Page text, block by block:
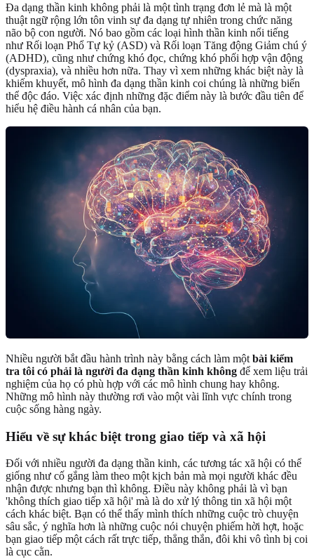
Đa dạng thần kinh không phải là một tình trạng đơn lẻ mà là một
thuật ngữ rộng lớn tôn vinh sự đa dạng tự nhiên trong chức năng
não bộ con người. Nó bao gồm các loại hình thần kinh nổi tiếng
như Rối loạn Phổ Tự kỷ (ASD) và Rối loạn Tăng động Giảm chú ý
(ADHD), cũng như chứng khó đọc, chứng khó phối hợp vận động
(dyspraxia), và nhiều hơn nữa. Thay vì xem những khác biệt này là
khiếm khuyết, mô hình đa dạng thần kinh coi chúng là những biến
thể độc đáo. Việc xác định những đặc điểm này là bước đầu tiên để
hiểu hệ điều hành cá nhân của bạn.
Nhiều người bắt đầu hành trình này bằng cách làm một bài kiểm
tra tôi có phải là người đa dạng thần kinh không để xem liệu trải
nghiệm của họ có phù hợp với các mô hình chung hay không.
Những mô hình này thường rơi vào một vài lĩnh vực chính trong
cuộc sống hàng ngày.
Hiểu về sự khác biệt trong giao tiếp và xã hội
Đối với nhiều người đa dạng thần kinh, các tương tác xã hội có thể
giống như cố gắng làm theo một kịch bản mà mọi người khác đều
nhận được nhưng bạn thì không. Điều này không phải là vì bạn
'không thích giao tiếp xã hội' mà là do xử lý thông tin xã hội một
cách khác biệt. Bạn có thể thấy mình thích những cuộc trò chuyện
sâu sắc, ý nghĩa hơn là những cuộc nói chuyện phiếm hời hợt, hoặc
bạn giao tiếp một cách rất trực tiếp, thẳng thắn, đôi khi vô tình bị coi
là cục cằn.